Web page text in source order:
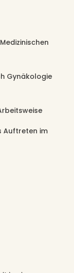
Gynäkologie
Auftreten im